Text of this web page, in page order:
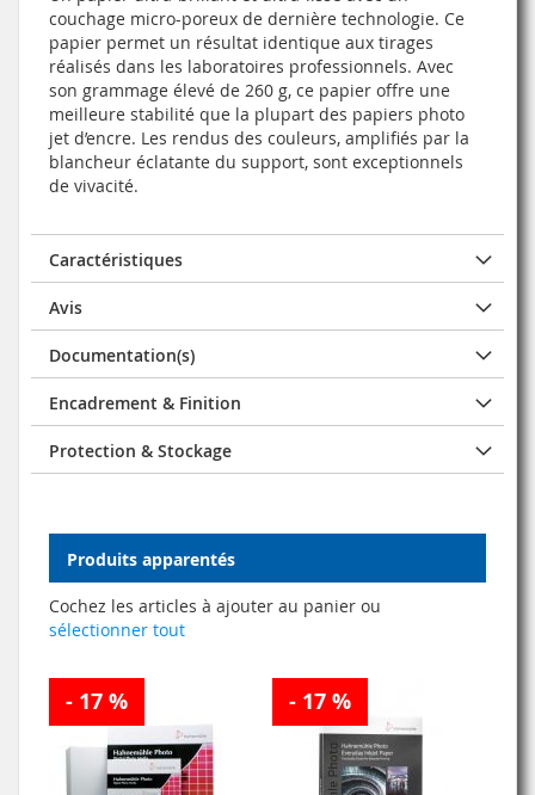
couchage micro-poreux de dernière technologie. Ce
papier permet un résultat identique aux tirages
réalisés dans les laboratoires professionnels. Avec
son grammage élevé de 260 g, ce papier offre une
meilleure stabilité que la plupart des papiers photo
jet d’encre. Les rendus des couleurs, amplifiés par la
blancheur éclatante du support, sont exceptionnels
de vivacité.
Caractéristiques
Avis
Documentation(s)
Encadrement & Finition
Protection & Stockage
Produits apparentés
Cochez les articles à ajouter au panier ou
sélectionner tout
- 17 % - 17 %